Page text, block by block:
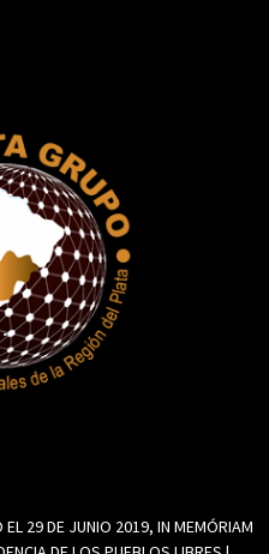
EL 29 DE JUNIO 2019, IN MEMÓRIAM